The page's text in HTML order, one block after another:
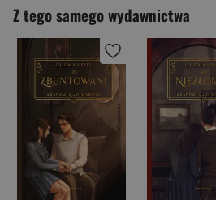
Z tego samego wydawnictwa